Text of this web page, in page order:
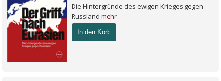
Die Hintergründe des ewigen Krieges gegen
Russland mehr
In den Korb